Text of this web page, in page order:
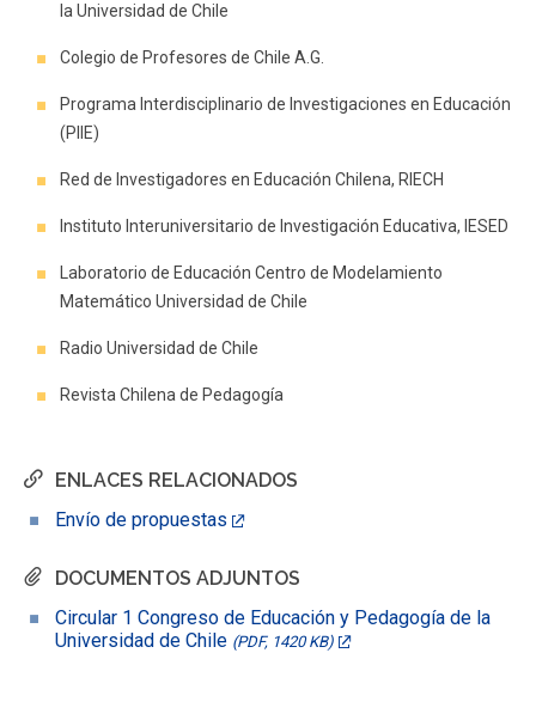
ENLACES RELACIONADOS
Envío de propuestas
DOCUMENTOS ADJUNTOS
Circular 1 Congreso de Educación y Pedagogía de la
Universidad de Chile (PDF, 1420 KB)
la Universidad de Chile
Colegio de Profesores de Chile A.G.
Programa Interdisciplinario de Investigaciones en Educación
(PIIE)
Red de Investigadores en Educación Chilena, RIECH
Instituto Interuniversitario de Investigación Educativa, IESED
Laboratorio de Educación Centro de Modelamiento
Matemático Universidad de Chile
Radio Universidad de Chile
Revista Chilena de Pedagogía